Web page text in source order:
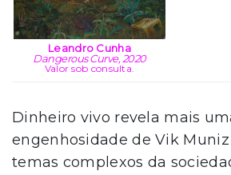
Leandro Cunha
Dangerous Curve, 2020
Valor sob consulta.
Dinheiro vivo revela mais
engenhosidade de Vik
temas complexos da